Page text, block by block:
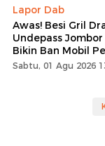
Lapor Dab
Awas! Besi Gril
Undepass
Bikin Ban Mobil
Sabtu, 01 Agu 2026